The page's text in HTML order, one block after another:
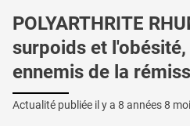
POLYARTHRITE
surpoids et
ennemis de la
Actualité publiée il y a 8 années 8